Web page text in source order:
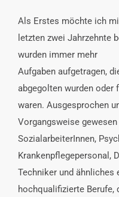
Als Erstes möchte ich
letzten zwei Jahrzehnte
wurden immer mehr
Aufgaben aufgetragen,
abgegolten wurden oder
waren. Ausgesprochen
Vorgangsweise
SozialarbeiterInnen,
Krankenpflegepersonal,
Techniker und ähnliches
hochqualifizierte Berufe,